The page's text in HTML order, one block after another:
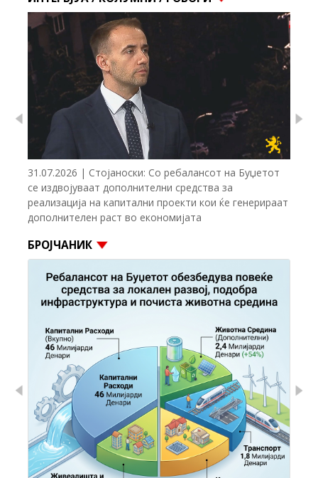
31.07.2026 | Стојаноски: Со ребалансот на Буџетот
се издвојуваат дополнителни средства за
реализација на капитални проекти кои ќе генерираат
дополнителен раст во економијата
Previous
БРОЈЧАНИК
Previous